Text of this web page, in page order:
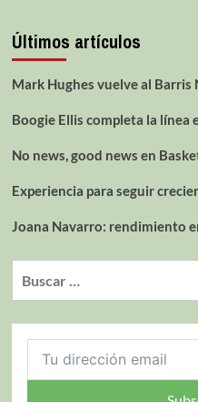
Últimos artículos
Mark Hughes vuelve al Barris
Boogie Ellis completa la línea
No news, good news en
Experiencia para seguir
Joana Navarro: rendimiento